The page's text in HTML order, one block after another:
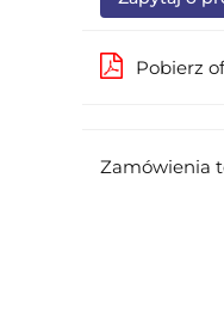
Pobierz
Zamówienia